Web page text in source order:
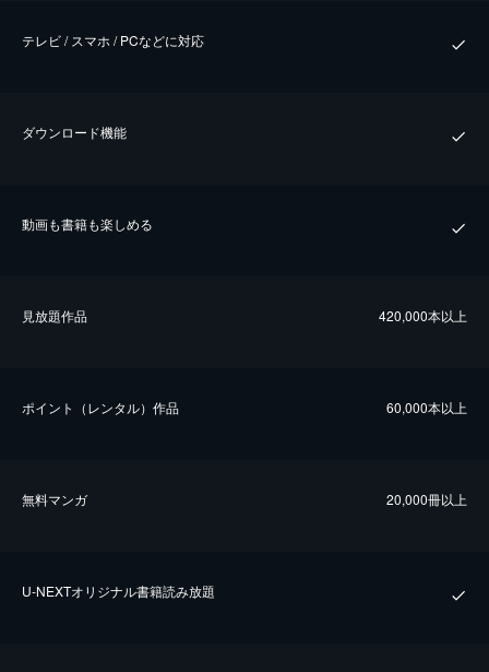
テレビ / スマホ / PCなどに対応
ダウンロード機能
動画も書籍も楽しめる
⾒放題作品 420,000本以上
ポイント（レンタル）作品 60,000本以上
無料マンガ 20,000冊以上
U-NEXTオリジナル書籍読み放題